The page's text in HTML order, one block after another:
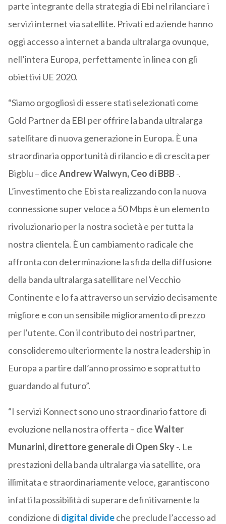
parte integrante della strategia di Ebi nel rilanciare i
servizi internet via satellite. Privati ed aziende hanno
oggi accesso a internet a banda ultralarga ovunque,
nell’intera Europa, perfettamente in linea con gli
obiettivi UE 2020.
“Siamo orgogliosi di essere stati selezionati come
Gold Partner da EBI per offrire la banda ultralarga
satellitare di nuova generazione in Europa. È una
straordinaria opportunità di rilancio e di crescita per
Bigblu – diceAndrew Walwyn, Ceo di BBB-.
L’investimento che Ebi sta realizzando con la nuova
connessione super veloce a 50 Mbps è un elemento
rivoluzionario per la nostra società e per tutta la
nostra clientela. È un cambiamento radicale che
affronta con determinazione la sfida della diffusione
della banda ultralarga satellitare nel Vecchio
Continente e lo fa attraverso un servizio decisamente
migliore e con un sensibile miglioramento di prezzo
per l’utente. Con il contributo dei nostri partner,
consolideremo ulteriormente la nostra leadership in
Europa a partire dall’anno prossimo e soprattutto
guardando al futuro”.
“I servizi Konnect sono uno straordinario fattore di
evoluzione nella nostra offerta – diceWalter
Munarini, direttore generale di Open Sky-. Le
prestazioni della banda ultralarga via satellite, ora
illimitata e straordinariamente veloce, garantiscono
infatti la possibilità di superare definitivamente la
condizione di digital divideche preclude l’accesso ad